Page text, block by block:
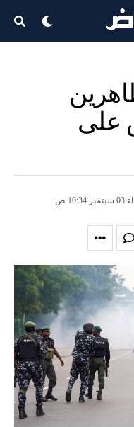
على
10:34 ص